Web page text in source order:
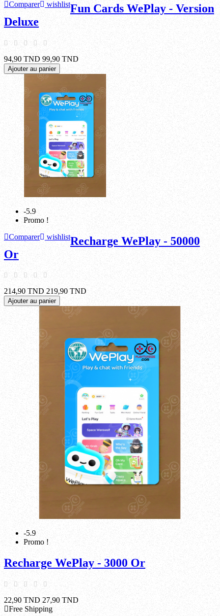
Comparer wishlistFun Cards WePlay - Version
Deluxe
94,90 TND 99,90 TND
Ajouter au panier
-5.9
Promo !
Comparer
wishlistRecharge WePlay - 50000
Or
214,90 TND 219,90 TND
Ajouter au panier
-5.9
Promo !
Recharge WePlay - 3000 Or
22,90 TND 27,90 TND
Free Shipping